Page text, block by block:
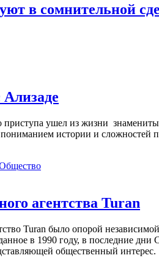
в сомнительной
приступа ушел из жизни
истории и сложностей
агентства Turan
Turan было опорой
в 1990 году, в последние
общественный интерес.